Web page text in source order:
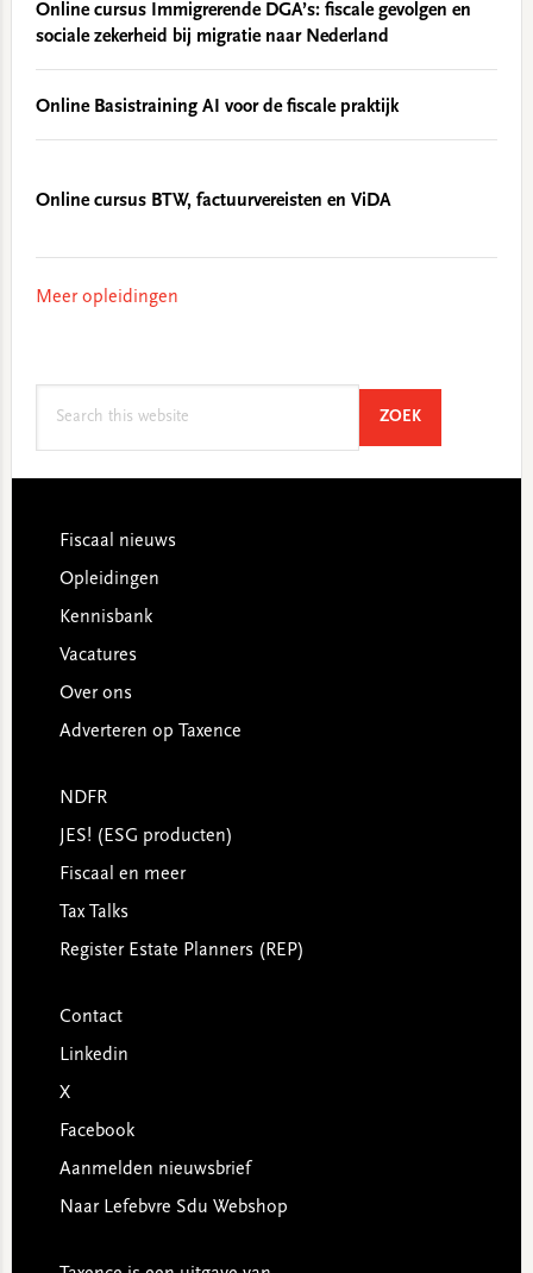
Online cursus Immigrerende DGA’s: fiscale gevolgen en
sociale zekerheid bij migratie naar Nederland
Online Basistraining AI voor de fiscale praktijk
Online cursus BTW, factuurvereisten en ViDA
Meer opleidingen
ZOEKSEARCH
Footer
Fiscaal nieuws
Opleidingen
Kennisbank
Vacatures
Over ons
Adverteren op Taxence
NDFR
JES! (ESG producten)
Fiscaal en meer
Tax Talks
Register Estate Planners (REP)
Contact
Linkedin
X
Facebook
Aanmelden nieuwsbrief
Naar Lefebvre Sdu Webshop